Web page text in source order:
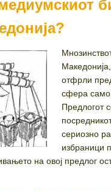
отфрли
сфера само
Предлогот
сериозно
избраници
на овој предлог